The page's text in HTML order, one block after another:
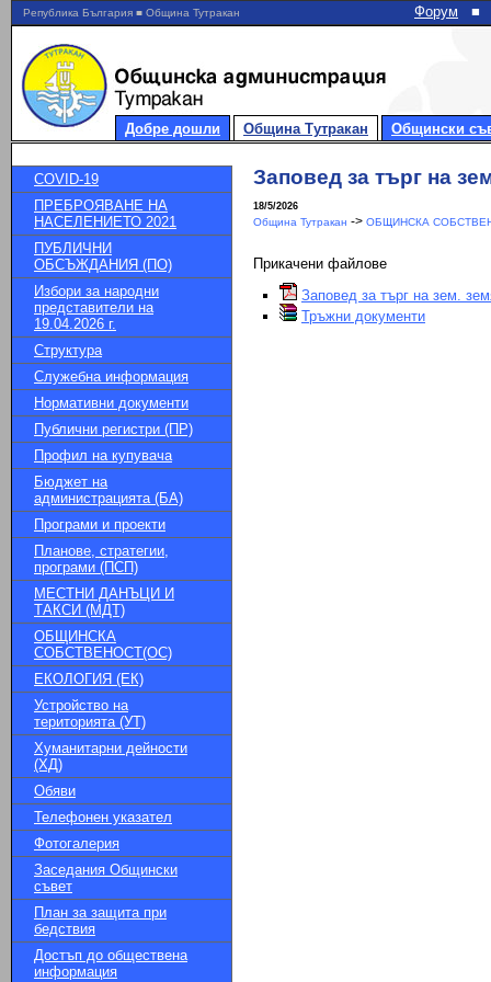
Република България ■ Община Тутракан Форум ■
Добре дошли Община Тутракан Общински
COVID-19
ПРЕБРОЯВАНЕ НА
НАСЕЛЕНИЕТО 2021
ПУБЛИЧНИ
ОБСЪЖДАНИЯ (ПО)
Избори за народни
представители на
19.04.2026 г.
Структура
Служебна информация
Нормативни документи
Публични регистри (ПР)
Профил на купувача
Бюджет на
администрацията (БА)
Програми и проекти
Планове, стратегии,
програми (ПСП)
МЕСТНИ ДАНЪЦИ И
ТАКСИ (МДТ)
ОБЩИНСКА
СОБСТВЕНОСТ(ОС)
ЕКОЛОГИЯ (ЕК)
Устройство на
територията (УТ)
Хуманитарни дейности
(ХД)
Обяви
Телефонен указател
Фотогалерия
Заседания Общински
съвет
План за защита при
бедствия
Достъп до обществена
информация
Заповед за търг на
18/5/2026
Община Тутракан -> ОБЩИНСКА
Прикачени файлове
Заповед за търг на зем.
Тръжни документи